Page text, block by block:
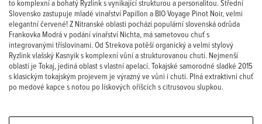
to komplexní a bohatý Ryzlink s vynikající strukturou a personalitou. Střední
Slovensko zastupuje mladé vinařství Papillon a BIO Voyage Pinot Noir, velmi
elegantní červené! Z Nitranské oblasti pochází populární slovenská odrůda
Frankovka Modrá v podání vinařství Nichta, má sametovou chuť s
integrovanými tříslovinami. Od Strekova potěší organický a velmi stylový
Ryzlink vlašský Kasnyik s komplexní vůní a strukturovanou chutí. Nejmenší
oblastí je Tokaj, jediná oblast s vlastní apelací. Tokajské samorodné sladké 2015
s klasickým tokajským projevem je výrazný ve vůni i chuti. Plná extraktivní chuť
po medové kapce s notou po lískových oříšcích s citrusovou slupkou.